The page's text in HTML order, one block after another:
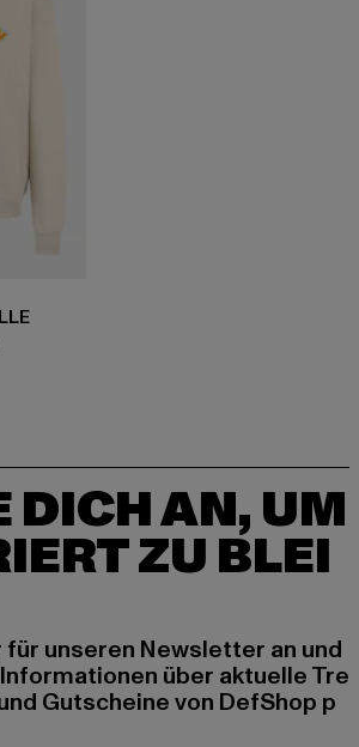
EUR 104,99 EUR
DICH AN, UM
ZU BLEI
unseren Newsletter an und
über aktuelle Tre
Gutscheine von DefShop p